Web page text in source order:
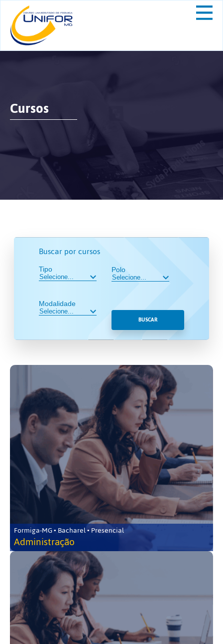
Cursos
Buscar por cursos
Tipo
Modalidade
Polo
BUSCAR
Formiga-MG • Bacharel • Presencial
Administração